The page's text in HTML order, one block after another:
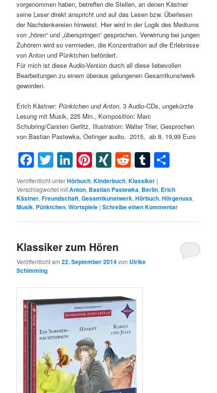
vorgenommen haben, betreffen die Stellen, an denen Kästner
seine Leser direkt anspricht und auf das Lesen bzw. Überlesen
der Nachdenkereien hinweist. Hier wird in der Logik des Mediums
von „hören“ und „überspringen“ gesprochen. Verwirrung bei jungen
Zuhörern wird so vermieden, die Konzentration auf die Erlebnisse
von Anton und Pünktchen befördert.
Für mich ist diese Audio-Version durch all diese liebevollen
Bearbeitungen zu einem überaus gelungenen Gesamtkunstwerk
geworden.
Erich Kästner:Pünktchen undAnton, 3 Audio-CDs, ungekürzte
Lesung mit Musik, 225 Min., Komposition: Marc
Schubring/Carsten Gerlitz, Illustration: Walter Trier, Gesprochen
von Bastian Pastewka, Oetinger audio, 2015, ab 8, 19,99 Euro
Facebook
Twitter
LinkedIn
Pinterest
XINGRedditTumblr
Veröffentlicht unterHörbuch,Kinderbuch,Klassiker |
Verschlagwortet mitAnton, Bastian Pastewka, Berlin, Erich
Kästner,Freundschaft,Gesamtkunstwerk,Hörbuch,Hörgenuss,
Musik, Pünktchen,Wortspiele |Schreibe einen Kommentar
Klassiker zum Hören
Veröffentlicht am22. September 2014von Ulrike
Schimming